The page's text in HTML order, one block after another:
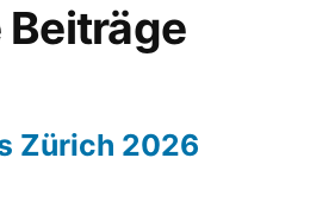
Beiträge
Zürich 2026